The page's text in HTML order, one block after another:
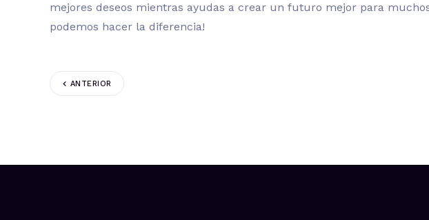
mejores deseos mientras ayudas a crear un futuro mejor para
podemos hacer la diferencia!
ANTERIOR